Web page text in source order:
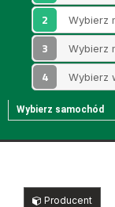
2
3
4
Wybierz samochód
Producent